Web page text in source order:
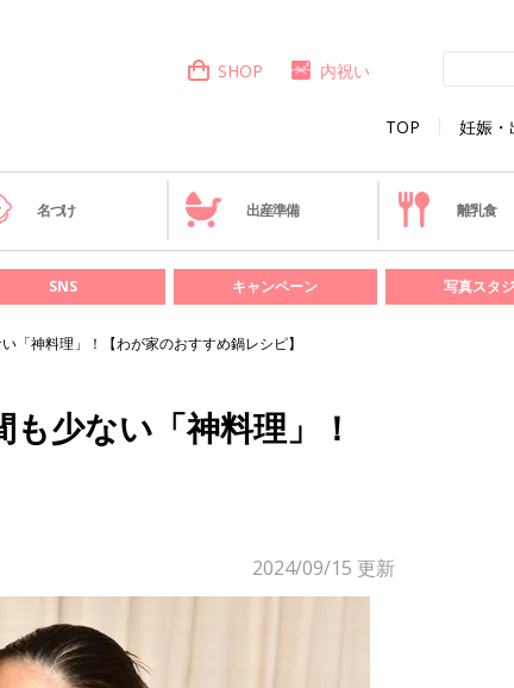
TOP 妊娠・
SHOP 内祝い
名づけ 出産準備 離乳食
SNS キャンペーン 写真スタ
「神料理」！【わが家のおすすめ鍋レシピ】
少ない「神料理」！
2024/09/15 更新